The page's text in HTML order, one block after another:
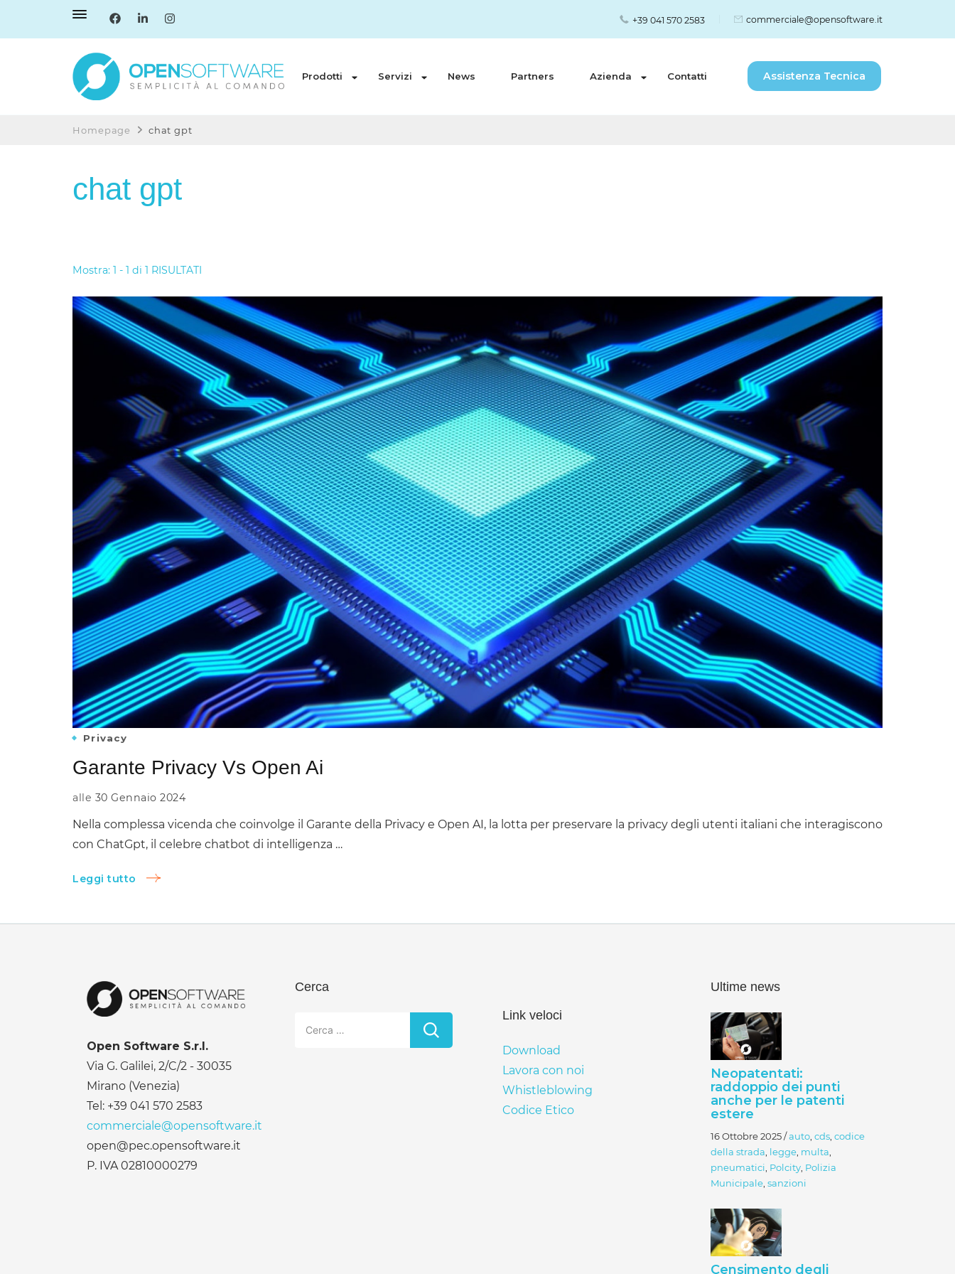
+39 041 570 2583 commerciale@opensoftware.it
Prodotti Servizi News Partners Azienda Contatti Assistenza Tecnica
Homepage chat gpt
chat gpt
Mostra: 1 - 1 di 1 RISULTATI
Privacy
Garante Privacy Vs Open Ai
alle 30 Gennaio 2024
Nella complessa vicenda che coinvolge il Garante della Privacy e Open AI, la lotta per preservare la privacy degli utenti italiani che interagiscono
con ChatGpt, il celebre chatbot di intelligenza …
Leggi tutto
Open Software S.r.l.
Via G. Galilei, 2/C/2 - 30035
Mirano (Venezia)
Tel: +39 041 570 2583
commerciale@opensoftware.it
open@pec.opensoftware.it
P. IVA 02810000279
Cerca
Link veloci
Download
Lavora con noi
Whistleblowing
Codice Etico
Ultime news
Neopatentati:
raddoppio dei punti
anche per le patenti
estere
16 Ottobre 2025/auto, cds, codice
della strada legge, multa
pneumatici Polcity, Polizia
Municipale, sanzioni
Censimento degli